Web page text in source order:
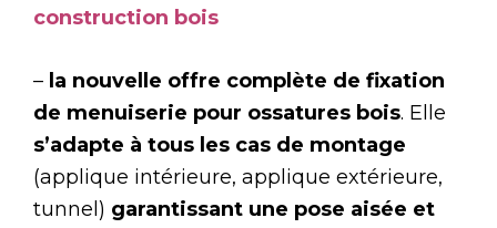
construction bois
– la nouvelle offre complète de fixation
de menuiserie pour ossatures bois. Elle
s’adapte à tous les cas de montage
(applique intérieure, applique extérieure,
tunnel) garantissant une pose aisée et